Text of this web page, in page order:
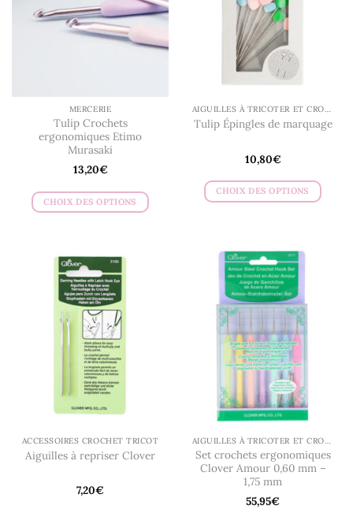
MERCERIE
Tulip Crochets
ergonomiques Etimo
Murasaki
13,20€
CHOIX DES OPTIONS
a
plusieurs
variations.
Les
options
peuvent
être
choisies
sur
page
du
produit
AIGUILLES À TRICOTER ET CROCHETS
Tulip Épingles de marquage
10,80€
CHOIX DES OPTIONS
plusieurs
variations.
Les
options
peuvent
être
choisies
sur
la
page
du
produit
ACCESSOIRES CROCHET TRICOT
Aiguilles à repriser Clover
7,20€
AIGUILLES À TRICOTER ET CROCHETS
Set crochets ergonomiques
Clover Amour 0,60 mm –
1,75 mm
55,95€